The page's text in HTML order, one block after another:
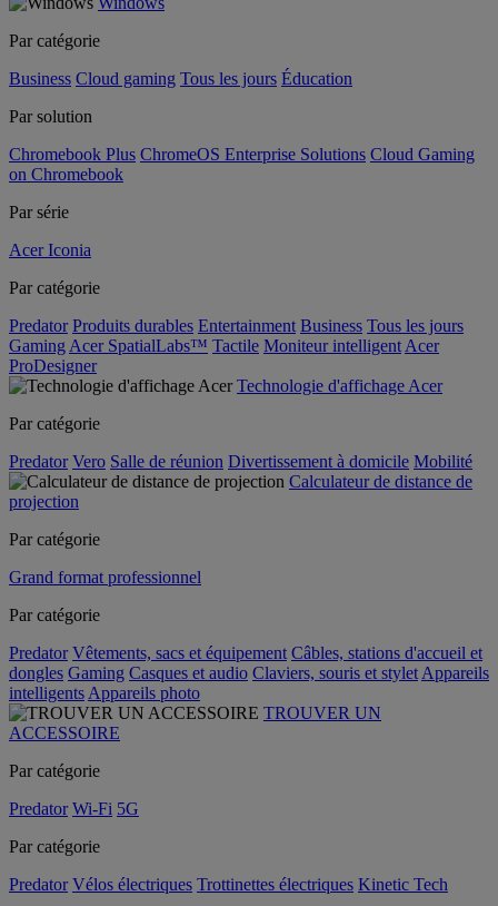
Par catégorie
Business Cloud gaming Tous les jours Éducation
Par solution
Chromebook Plus ChromeOS Enterprise Solutions Cloud Gaming
on Chromebook
Par série
Acer Iconia
Par catégorie
Predator Produits durables Entertainment Business Tous les jours
Gaming Acer SpatialLabs™ Tactile Moniteur intelligent Acer
ProDesigner
Technologie d'affichage Acer
Par catégorie
Predator Vero Salle de réunion Divertissement à domicile Mobilité
Calculateur de distance de
projection
Par catégorie
Grand format professionnel
Par catégorie
Predator Vêtements, sacs et équipement Câbles, stations d'accueil et
dongles Gaming Casques et audio Claviers, souris et stylet Appareils
intelligents Appareils photo
TROUVER UN
ACCESSOIRE
Par catégorie
Predator Wi-Fi 5G
Par catégorie
Predator Vélos électriques Trottinettes électriques Kinetic Tech